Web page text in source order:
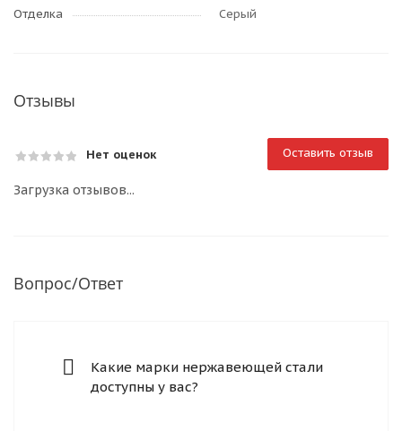
Отделка
Серый
Отзывы
Нет оценок Оставить отзыв
Загрузка отзывов...
Вопрос/Ответ
Какие марки нержавеющей стали
доступны у вас?